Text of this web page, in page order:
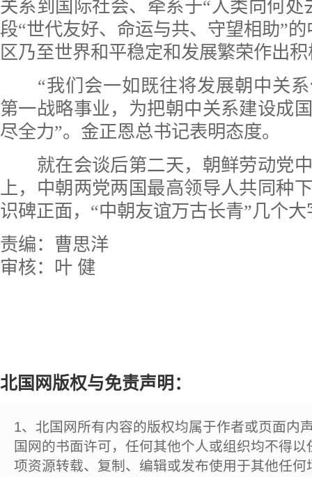
关系到国际社会、牵系于“人类向何处
段“世代友好、命运与共、守望相助”
区乃至世界和平稳定和发展繁荣作出
“我们会一如既往将发展朝中关系
第一战略事业，为把朝中关系建设成
尽全力”。金正恩总书记表明态度。
就在会谈后第二天，朝鲜劳动党中
上，中朝两党两国最高领导人共同种
识碑正面，“中朝友谊万古长青”几个
责编：曹思洋
审核：叶 健
北国网版权与免责声明：
1、北国网所有内容的版权均属于作者或页面内
国网的书面许可，任何其他个人或组织均不得
项资源转载、复制、编辑或发布使用于其他任